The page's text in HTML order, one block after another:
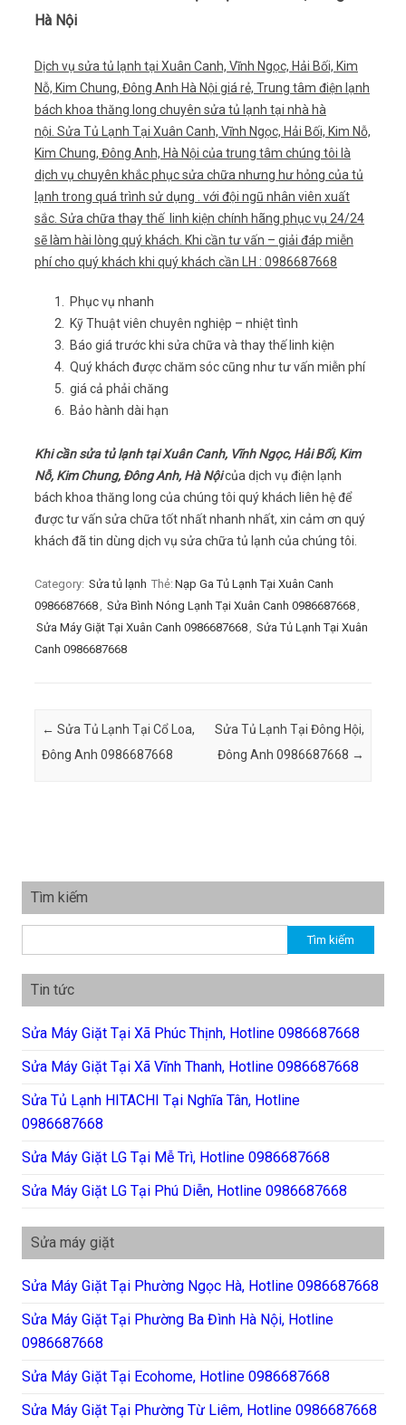
Hà Nội
Dịch vụ sửa tủ lạnh tại Xuân Canh, Vĩnh Ngọc, Hải Bối, Kim
Nỗ, Kim Chung, Đông Anh Hà Nội giá rẻ, Trung tâm điện lạnh
bách khoa thăng long chuyên sửa tủ lạnh tại nhà hà
nội. Sửa Tủ Lạnh Tại Xuân Canh, Vĩnh Ngọc, Hải Bối, Kim Nỗ,
Kim Chung, Đông Anh, Hà Nội của trung tâm chúng tôi là
dịch vụ chuyên khắc phục sửa chữa nhưng hư hỏng của tủ
lạnh trong quá trình sử dụng . với đội ngũ nhân viên xuất
sắc. Sửa chữa thay thế linh kiện chính hãng phục vụ 24/24
sẽ làm hài lòng quý khách. Khi cần tư vấn – giải đáp miễn
phí cho quý khách khi quý khách cần LH : 0986687668
Phục vụ nhanh
Kỹ Thuật viên chuyên nghiệp – nhiệt tình
Báo giá trước khi sửa chữa và thay thế linh kiện
Quý khách được chăm sóc cũng như tư vấn miễn phí
giá cả phải chăng
Bảo hành dài hạn
Khi cần sửa tủ lạnh tại Xuân Canh, Vĩnh Ngọc, Hải Bối, Kim
Nỗ, Kim Chung, Đông Anh, Hà Nộicủa dịch vụ điện lạnh
bách khoa thăng long của chúng tôi quý khách liên hệ để
được tư vấn sửa chữa tốt nhất nhanh nhất, xin cảm ơn quý
khách đã tin dùng dịch vụ sửa chữa tủ lạnh của chúng tôi.
Category: Sửa tủ lạnh Thẻ: Nạp Ga Tủ Lạnh Tại Xuân Canh
0986687668, Sửa Bình Nóng Lạnh Tại Xuân Canh 0986687668,
Sửa Máy Giặt Tại Xuân Canh 0986687668, Sửa Tủ Lạnh Tại Xuân
Canh 0986687668
Post navigation
← Sửa Tủ Lạnh Tại Cổ Loa,
Đông Anh 0986687668
Sửa Tủ Lạnh Tại Đông Hội,
Đông Anh 0986687668 →
Tìm kiếm
Tin tức
Sửa Máy Giặt Tại Xã Phúc Thịnh, Hotline 0986687668
Sửa Máy Giặt Tại Xã Vĩnh Thanh, Hotline 0986687668
Sửa Tủ Lạnh HITACHI Tại Nghĩa Tân, Hotline
0986687668
Sửa Máy Giặt LG Tại Mễ Trì, Hotline 0986687668
Sửa Máy Giặt LG Tại Phú Diễn, Hotline 0986687668
Sửa máy giặt
Sửa Máy Giặt Tại Phường Ngọc Hà, Hotline 0986687668
Sửa Máy Giặt Tại Phường Ba Đình Hà Nội, Hotline
0986687668
Sửa Máy Giặt Tại Ecohome, Hotline 0986687668
Sửa Máy Giặt Tại Phường Từ Liêm, Hotline 0986687668